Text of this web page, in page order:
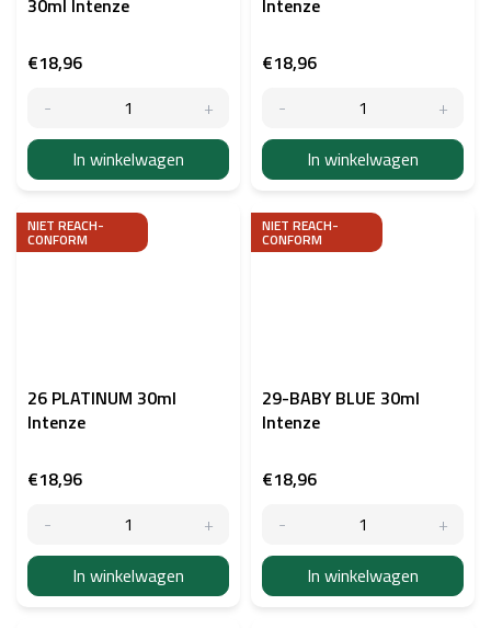
€18,96
In winkelwagen
€18,96
In winkelwagen
NIET REACH-
CONFORM
26 PLATINUM 30ml
Intenze
€18,96
In winkelwagen
NIET REACH-
CONFORM
29-BABY BLUE 30ml
Intenze
€18,96
In winkelwagen